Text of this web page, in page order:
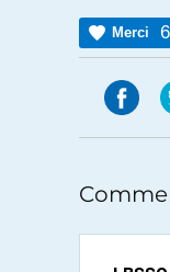
Merci